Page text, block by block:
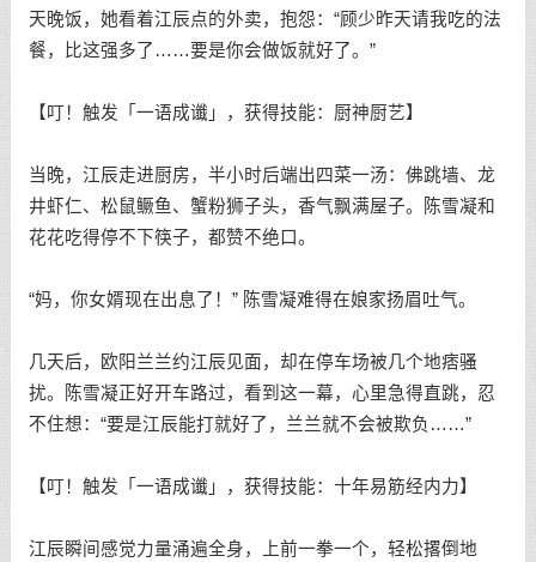
天晚饭，她看着江辰点的外卖，抱怨：“顾少昨天请我吃的法
餐，比这强多了……要是你会做饭就好了。”
【叮！触发「一语成谶」，获得技能：厨神厨艺】
当晚，江辰走进厨房，半小时后端出四菜一汤：佛跳墙、龙
井虾仁、松鼠鳜鱼、蟹粉狮子头，香气飘满屋子。陈雪凝和
花花吃得停不下筷子，都赞不绝口。
“妈，你女婿现在出息了！” 陈雪凝难得在娘家扬眉吐气。
几天后，欧阳兰兰约江辰见面，却在停车场被几个地痞骚
扰。陈雪凝正好开车路过，看到这一幕，心里急得直跳，忍
不住想：“要是江辰能打就好了，兰兰就不会被欺负……”
【叮！触发「一语成谶」，获得技能：十年易筋经内力】
江辰瞬间感觉力量涌遍全身，上前一拳一个，轻松撂倒地